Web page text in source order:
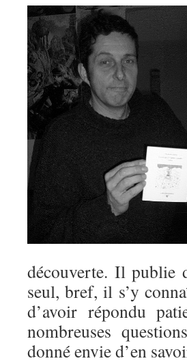
découverte. Il publie
seul, bref, il s’y
d’avoir répondu
nombreuses
donné envie d’en